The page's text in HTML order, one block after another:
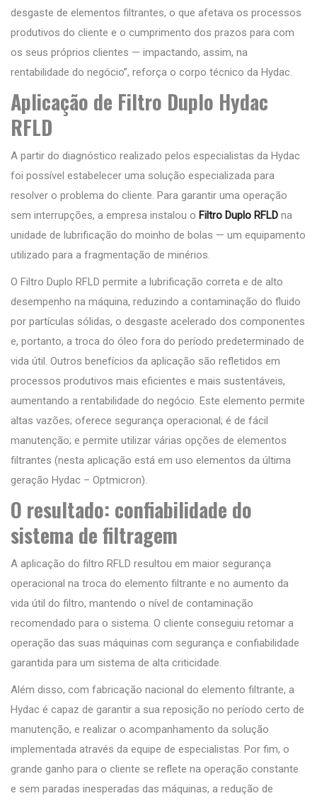
desgaste de elementos filtrantes, o que afetava os processos
produtivos do cliente e o cumprimento dos prazos para com
os seus próprios clientes — impactando, assim, na
rentabilidade do negócio”, reforça o corpo técnico da Hydac.
Aplicação de Filtro Duplo Hydac
RFLD
A partir do diagnóstico realizado pelos especialistas da Hydac
foi possível estabelecer uma solução especializada para
resolver o problema do cliente. Para garantir uma operação
sem interrupções, a empresa instalou o Filtro Duplo RFLD na
unidade de lubrificação do moinho de bolas — um equipamento
utilizado para a fragmentação de minérios.
O Filtro Duplo RFLD permite a lubrificação correta e de alto
desempenho na máquina, reduzindo a contaminação do fluido
por partículas sólidas, o desgaste acelerado dos componentes
e, portanto, a troca do óleo fora do período predeterminado de
vida útil. Outros benefícios da aplicação são refletidos em
processos produtivos mais eficientes e mais sustentáveis,
aumentando a rentabilidade do negócio. Este elemento permite
altas vazões; oferece segurança operacional; é de fácil
manutenção; e permite utilizar várias opções de elementos
filtrantes (nesta aplicação está em uso elementos da última
geração Hydac – Optmicron).
O resultado: confiabilidade do
sistema de filtragem
A aplicação do filtro RFLD resultou em maior segurança
operacional na troca do elemento filtrante e no aumento da
vida útil do filtro, mantendo o nível de contaminação
recomendado para o sistema. O cliente conseguiu retomar a
operação das suas máquinas com segurança e confiabilidade
garantida para um sistema de alta criticidade.
Além disso, com fabricação nacional do elemento filtrante, a
Hydac é capaz de garantir a sua reposição no período certo de
manutenção, e realizar o acompanhamento da solução
implementada através da equipe de especialistas. Por fim, o
grande ganho para o cliente se reflete na operação constante
e sem paradas inesperadas das máquinas, a redução de